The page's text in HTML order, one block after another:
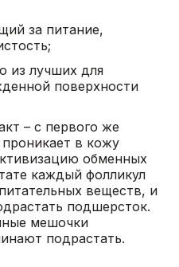
за питание,
из лучших для
поверхности
– с первого же
в кожу
обменных
каждый фолликул
веществ, и
подшерсток.
мешочки
подрастать.